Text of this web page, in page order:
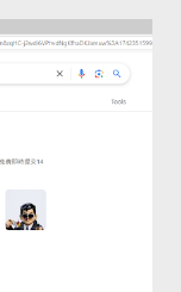
圈，生活重心移往
徐靜蕾維持長跑超
著低調甜蜜的「老
眾捕捉到低調現
地氣造型引發外